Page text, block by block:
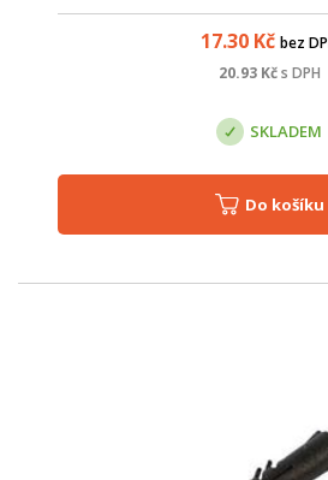
17.30 Kč bez
20.93Kč s DPH
SKLADEM
Do košíku